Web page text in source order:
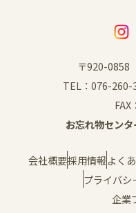
〒920-0858
TEL：076-260-
FAX
お忘れ物セン
会社概要採用情報よく
プライバシ
企業